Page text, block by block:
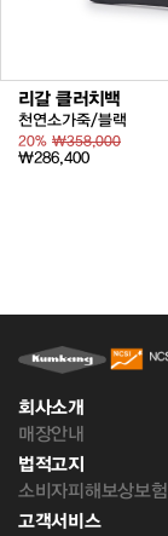
리갈 클러치백
천연소가죽/블랙
20% ₩358,000
₩286,400
회사소개
매장안내
법적고지
소비자피해보상보험
고객서비스